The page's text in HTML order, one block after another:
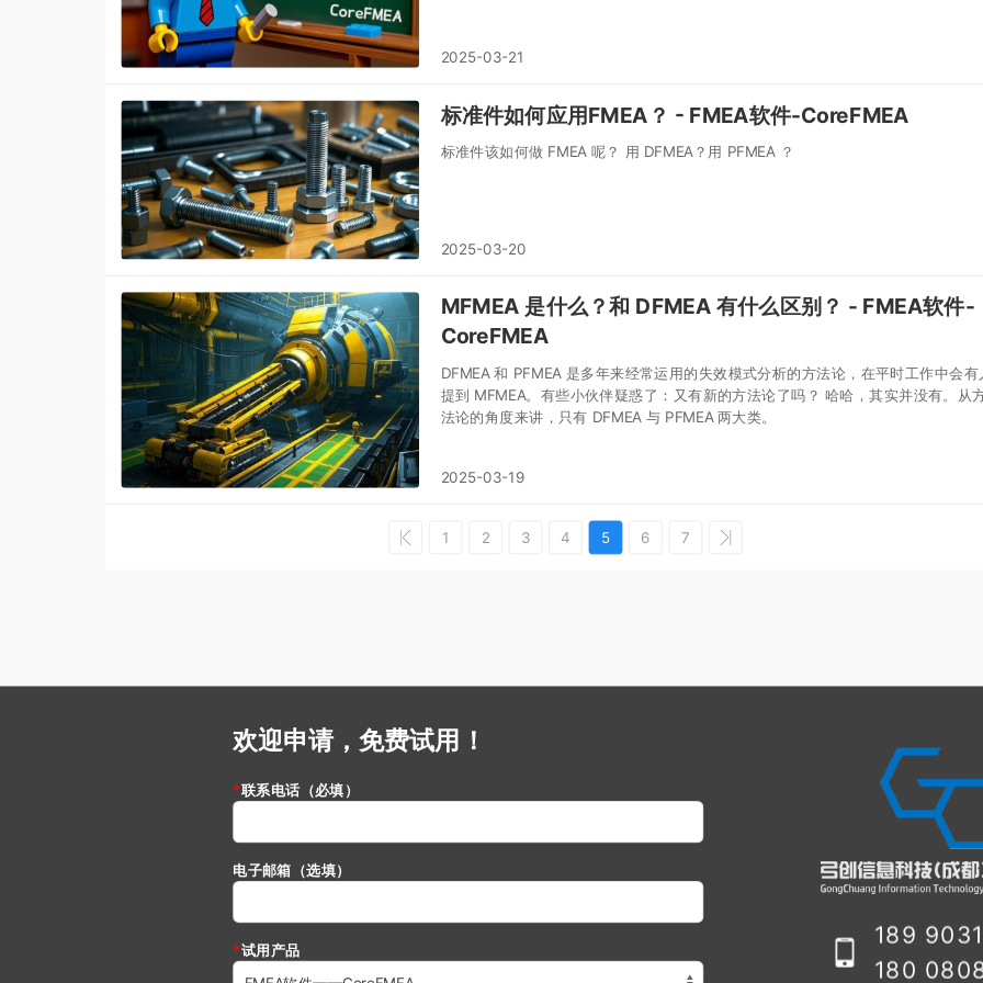
2025-03-21
标准件如何应用FMEA？ - FMEA软件-CoreFMEA
标准件该如何做 FMEA 呢？ 用 DFMEA？用 PFMEA ？
2025-03-20
MFMEA 是什么？和 DFMEA 有什么区别？ - FMEA软件-
CoreFMEA
DFMEA 和 PFMEA 是多年来经常运用的失效模式分析的方法论，在平时工作中会有
提到 MFMEA。有些小伙伴疑惑了：又有新的方法论了吗？ 哈哈，其实并没有。从
法论的角度来讲，只有 DFMEA 与 PFMEA 两大类。
2025-03-19
1 2 3 4 5 6 7
欢迎申请，免费试用！
联系电话（必填）
电子邮箱（选填）
试用产品
189
180